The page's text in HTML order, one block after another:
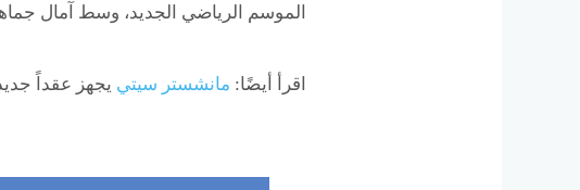
الموسم الرياضي الجديد، وسط آمال
اقرأ أيضًا: مانشستر سيتي يجهز عقداً